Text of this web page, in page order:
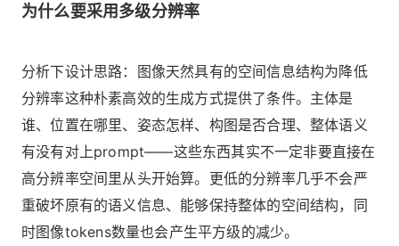
为什么要采用多级分辨率
分析下设计思路：图像天然具有的空间信息结构为降低
分辨率这种朴素高效的生成方式提供了条件。主体是
谁、位置在哪里、姿态怎样、构图是否合理、整体语义
有没有对上prompt——这些东西其实不一定非要直接在
高分辨率空间里从头开始算。更低的分辨率几乎不会严
重破坏原有的语义信息、能够保持整体的空间结构，同
时图像tokens数量也会产生平方级的减少。